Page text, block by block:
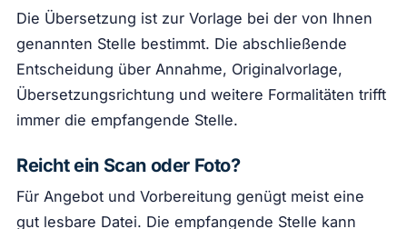
Die Übersetzung ist zur Vorlage bei der von Ihnen
genannten Stelle bestimmt. Die abschließende
Entscheidung über Annahme, Originalvorlage,
Übersetzungsrichtung und weitere Formalitäten trifft
immer die empfangende Stelle.
Reicht ein Scan oder Foto?
Für Angebot und Vorbereitung genügt meist eine
gut lesbare Datei. Die empfangende Stelle kann